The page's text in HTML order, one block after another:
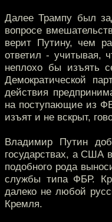
Далее Трампу был
вопросе
верит Путину, чем
ответил - учитывая,
неплохо бы изъять
Демократической
действия
на поступающие из
изъят и не вскрыт,
Владимир Путин
государствах, а США
подобного рода
службы типа ФБР.
далеко не любой
Кремля.